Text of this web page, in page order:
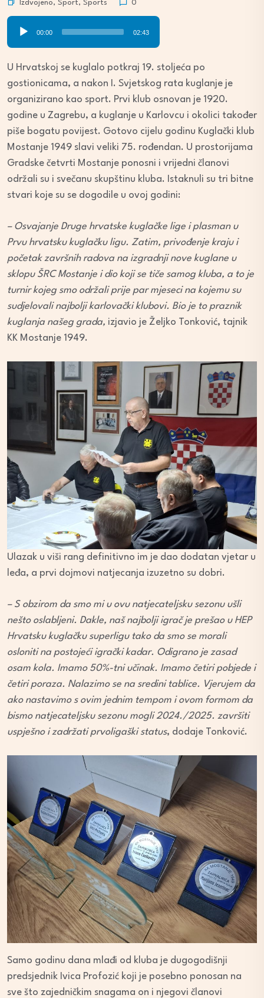
Izdvojeno, Sport, Sports 0
Audio
Player
00:00 02:43
U Hrvatskoj se kuglalo potkraj 19. stoljeća po
gostionicama, a nakon I. Svjetskog rata kuglanje je
organizirano kao sport. Prvi klub osnovan je 1920.
godine u Zagrebu, a kuglanje u Karlovcu i okolici također
piše bogatu povijest. Gotovo cijelu godinu Kuglački klub
Mostanje 1949 slavi veliki 75. rođendan. U prostorijama
Gradske četvrti Mostanje ponosni i vrijedni članovi
održali su i svečanu skupštinu kluba. Istaknuli su tri bitne
stvari koje su se dogodile u ovoj godini:
– Osvajanje Druge hrvatske kuglačke lige i plasman u
Prvu hrvatsku kuglačku ligu. Zatim, privođenje kraju i
početak završnih radova na izgradnji nove kuglane u
sklopu ŠRC Mostanje i dio koji se tiče samog kluba, a to je
turnir kojeg smo održali prije par mjeseci na kojemu su
sudjelovali najbolji karlovački klubovi. Bio je to praznik
kuglanja našeg grada, izjavio je Željko Tonković, tajnik
KK Mostanje 1949.
Ulazak u viši rang definitivno im je dao dodatan vjetar u
leđa, a prvi dojmovi natjecanja izuzetno su dobri.
– S obzirom da smo mi u ovu natjecateljsku sezonu ušli
nešto oslabljeni. Dakle, naš najbolji igrač je prešao u HEP
Hrvatsku kuglačku superligu tako da smo se morali
osloniti na postojeći igrački kadar. Odigrano je zasad
osam kola. Imamo 50%-tni učinak. Imamo četiri pobjede i
četiri poraza. Nalazimo se na sredini tablice. Vjerujem da
ako nastavimo s ovim jednim tempom i ovom formom da
bismo natjecateljsku sezonu mogli 2024./2025. završiti
uspješno i zadržati prvoligaški status, dodaje Tonković.
Samo godinu dana mlađi od kluba je dugogodišnji
predsjednik Ivica Profozić koji je posebno ponosan na
sve što zajedničkim snagama on i njegovi članovi